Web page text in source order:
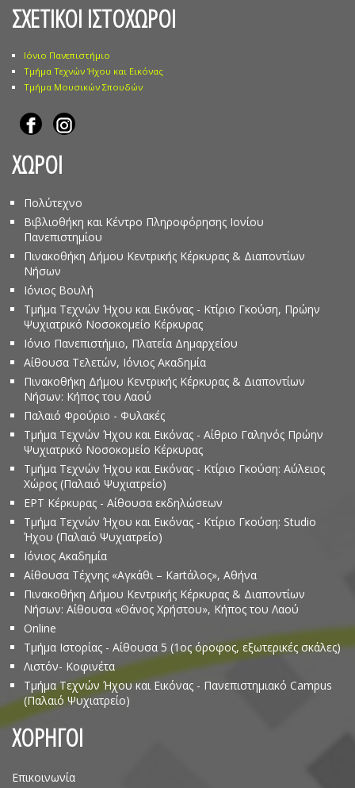
ΣΧΕΤΙΚΟΙ ΙΣΤΟΧΩΡΟΙ
Ιόνιο Πανεπιστήμιο
Τμήμα Τεχνών Ήχου και Εικόνας
Τμήμα Μουσικών Σπουδών
ΧΩΡΟΙ
Πολύτεχνο
Βιβλιοθήκη και Κέντρο Πληροφόρησης Ιονίου
Πανεπιστημίου
Πινακοθήκη Δήμου Κεντρικής Κέρκυρας & Διαποντίων
Νήσων
Ιόνιος Βουλή
Τμήμα Τεχνών Ήχου και Εικόνας - Κτίριο Γκούση, Πρώην
Ψυχιατρικό Νοσοκομείο Κέρκυρας
Ιόνιο Πανεπιστήμιο, Πλατεία Δημαρχείου
Αίθουσα Τελετών, Ιόνιος Ακαδημία
Πινακοθήκη Δήμου Κεντρικής Κέρκυρας & Διαποντίων
Νήσων: Κήπος του Λαού
Παλαιό Φρούριο - Φυλακές
Τμήμα Τεχνών Ήχου και Εικόνας - Αίθριο Γαληνός Πρώην
Ψυχιατρικό Νοσοκομείο Κέρκυρας
Τμήμα Τεχνών Ήχου και Εικόνας - Κτίριο Γκούση: Αύλειος
Χώρος (Παλαιό Ψυχιατρείο)
ΕΡΤ Κέρκυρας - Αίθουσα εκδηλώσεων
Τμήμα Τεχνών Ήχου και Εικόνας - Κτίριο Γκούση: Studio
Ήχου (Παλαιό Ψυχιατρείο)
Ιόνιος Ακαδημία
Αίθουσα Τέχνης «Αγκάθι – Kartάλος», Αθήνα
Πινακοθήκη Δήμου Κεντρικής Κέρκυρας & Διαποντίων
Νήσων: Αίθουσα «Θάνος Χρήστου», Κήπος του Λαού
Online
Τμήμα Ιστορίας - Αίθουσα 5 (1ος όροφος, εξωτερικές σκάλες)
Λιστόν- Κοφινέτα
Τμήμα Τεχνών Ήχου και Εικόνας - Πανεπιστημιακό Campus
(Παλαιό Ψυχιατρείο)
ΧΟΡΗΓΟΙ
Επικοινωνία